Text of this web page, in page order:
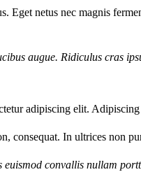
Eget netus nec magnis
augue. Ridiculus cras
adipiscing elit.
consequat. In ultrices non
euismod convallis nullam